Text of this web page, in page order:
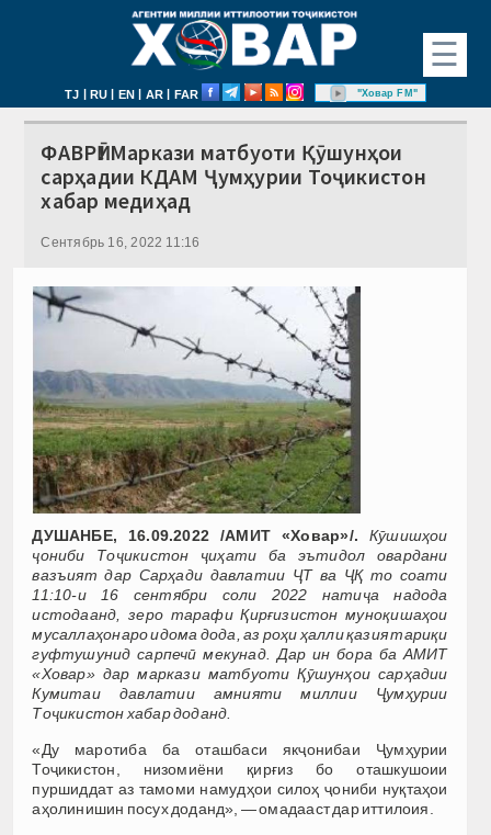
☰
TJ | RU | EN | AR | FAR "Ховар FM"
ФАВРӢ! Маркази матбуоти Қӯшунҳои
сарҳадии КДАМ Ҷумҳурии Тоҷикистон
хабар медиҳад
Сентябрь 16, 2022 11:16
ДУШАНБЕ, 16.09.2022 /АМИТ «Ховар»/.
Кӯшишҳои
ҷониби Тоҷикистон ҷиҳати ба эътидол овардани
вазъият дар Сарҳади давлатии ҶТ ва ҶҚ то соати
11:10-и 16 сентябри соли 2022 натиҷа надода
истодаанд, зеро тарафи Қирғизистон муноқишаҳои
мусаллаҳонаро идома дода, аз роҳи ҳалли қазия тариқи
гуфтушунид сарпечӣ мекунад. Дар ин бора ба АМИТ
«Ховар» дар маркази матбуоти Қӯшунҳои сарҳадии
Кумитаи давлатии амнияти миллии Ҷумҳурии
Тоҷикистон хабар доданд.
«Ду маротиба ба оташбаси якҷонибаи Ҷумҳурии
Тоҷикистон, низомиёни қирғиз бо оташкушоии
пуршиддат аз тамоми намудҳои силоҳ ҷониби нуқтаҳои
аҳолинишин посух доданд», — омадааст дар иттилоия.